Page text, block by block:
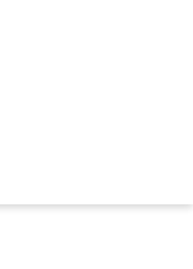
Close